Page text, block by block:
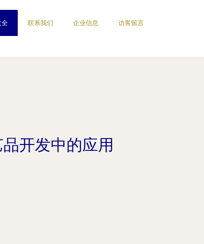
全 联系我们 企业信息 访客留言
开发中的应用